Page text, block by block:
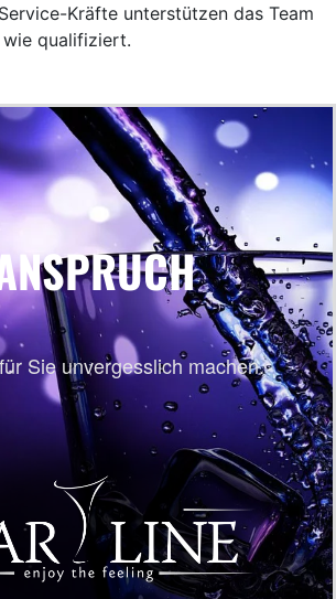
Kräfte unterstützen das Team
qualifiziert.
Sie unvergesslich machen.